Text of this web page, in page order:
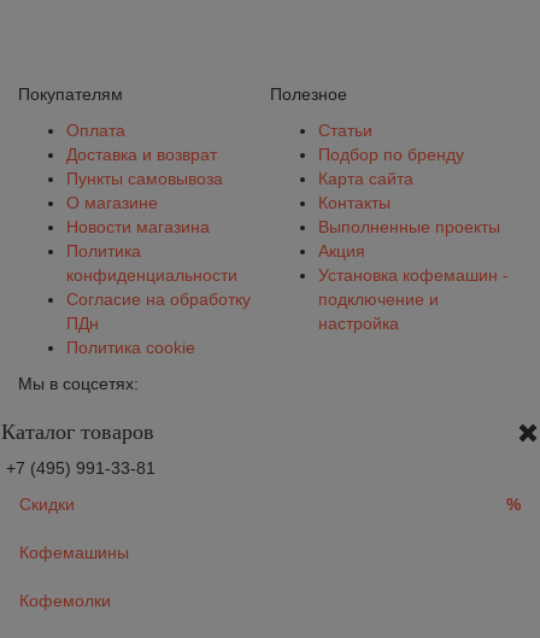
Покупателям
Оплата
Доставка и возврат
Пункты самовывоза
О магазине
Новости магазина
Политика
конфиденциальности
Согласие на обработку
ПДн
Политика cookie
Полезное
Статьи
Подбор по бренду
Карта сайта
Контакты
Выполненные проекты
Акция
Установка кофемашин -
подключение и
настройка
Мы в соцсетях:
Каталог товаров
+7 (495) 991-33-81
Скидки
%
Кофемашины
Кофемолки